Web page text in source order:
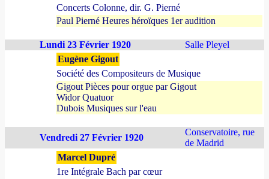
Concerts Colonne, dir. G. Pierné
Paul Pierné Heures héroïques 1er audition
Lundi 23 Février 1920
Salle Pleyel
Eugène Gigout
Société des Compositeurs de Musique
Gigout Pièces pour orgue par Gigout
Widor Quatuor
Dubois Musiques sur l'eau
Vendredi 27 Février 1920
Conservatoire, rue
de Madrid
Marcel Dupré
1re Intégrale Bach par cœur